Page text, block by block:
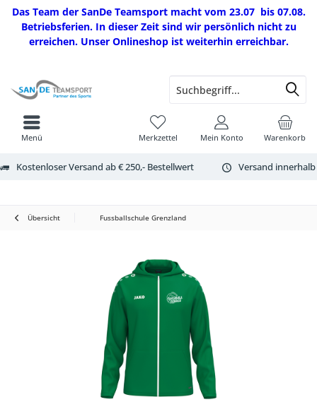
Das Team der SanDe Teamsport macht vom 23.07 bis 07.08.
Betriebsferien. In dieser Zeit sind wir persönlich nicht zu
erreichen. Unser Onlineshop ist weiterhin erreichbar.
Kostenloser Versand ab € 250,- Bestellwert Versand
Warenkorb
Merkzettel Mein Konto
Menü
Übersicht Fussballschule Grenzland